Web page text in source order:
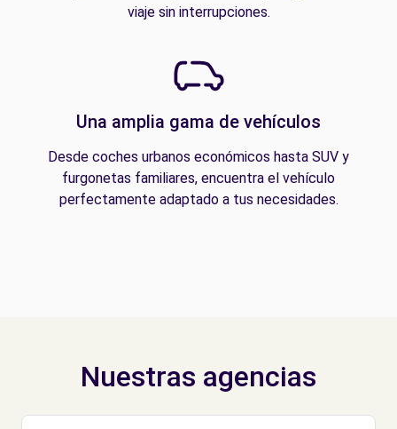
viaje sin interrupciones.
Una amplia gama de vehículos
Desde coches urbanos económicos hasta SUV y
furgonetas familiares, encuentra el vehículo
perfectamente adaptado a tus necesidades.
Nuestras agencias